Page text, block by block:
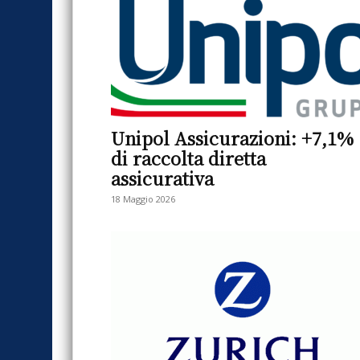
Unipol Assicurazioni: +7,1%
di raccolta diretta
assicurativa
18 Maggio 2026